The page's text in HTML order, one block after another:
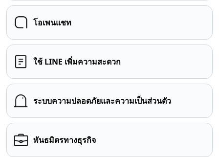
โอเพนแชท
ใช้ LINE เพิ่มความสะดวก
ระบบความปลอดภัยและความเป็นส่วนตัว
พันธมิตรทางธุรกิจ